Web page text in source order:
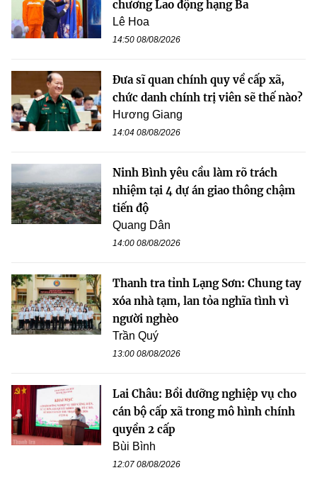
chương Lao động hạng Ba
Lê Hoa
14:50 08/08/2026
Đưa sĩ quan chính quy về cấp xã,
chức danh chính trị viên sẽ thế nào?
Hương Giang
14:04 08/08/2026
Ninh Bình yêu cầu làm rõ trách
nhiệm tại 4 dự án giao thông chậm
tiến độ
Quang Dân
14:00 08/08/2026
Thanh tra tỉnh Lạng Sơn: Chung tay
xóa nhà tạm, lan tỏa nghĩa tình vì
người nghèo
Trần Quý
13:00 08/08/2026
Lai Châu: Bồi dưỡng nghiệp vụ cho
cán bộ cấp xã trong mô hình chính
quyền 2 cấp
Bùi Bình
12:07 08/08/2026